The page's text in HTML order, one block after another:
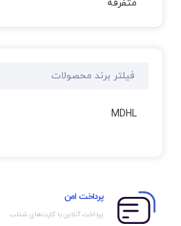
متفرقه
فیلتر برند محصولات
MDHL
پرداخت امن
پرداخت آنلاین با کارت‌های شتاب